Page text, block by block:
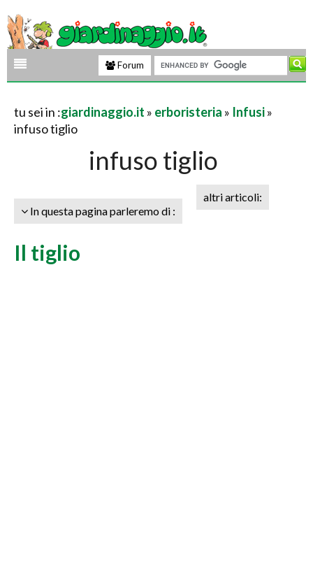
Forum
tu sei in :giardinaggio.it » erboristeria » Infusi»
infuso tiglio
infuso tiglio
In questa pagina parleremo di :
altri articoli:
Il tiglio